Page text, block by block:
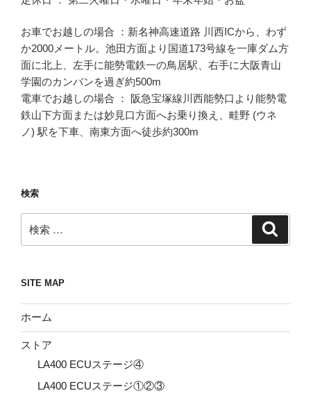
お車でお越しの場合 ：新名神高速道路 川西ICから、わず
か2000メートル。池田方面より国道173号線を一庫ダム方
面に北上、左手に能勢電鉄一の鳥居駅、右手に大阪青山
学園のカンバンを過ぎ約500m
電車でお越しの場合 ： 阪急宝塚線川西能勢口より能勢電
鉄山下方面または妙見口方面へお乗り換え、畦野 (ウネ
ノ) 駅を下車、南東方面へ徒歩約300m
検索
索:
SITE MAP
ホーム
ストア
LA400 ECUステージ④
LA400 ECUステージ①②③